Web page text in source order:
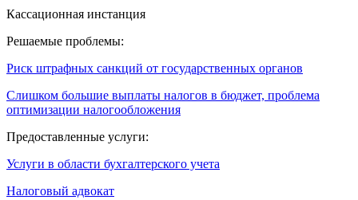
Кассационная инстанция
Решаемые проблемы:
Риск штрафных санкций от государственных органов
Слишком большие выплаты налогов в бюджет, проблема
оптимизации налогообложения
Предоставленные услуги:
Услуги в области бухгалтерского учета
Налоговый адвокат